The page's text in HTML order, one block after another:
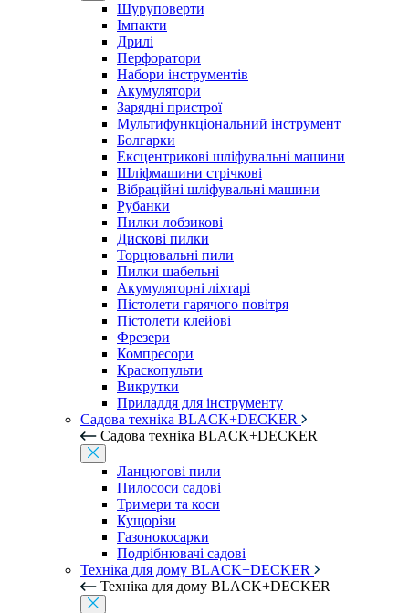
Шуруповерти
Імпакти
Дрилі
Перфоратори
Набори інструментів
Акумулятори
Зарядні пристрої
Мультифункціональний інструмент
Болгарки
Ексцентрикові шліфувальні машини
Шліфмашини стрічкові
Вібраційні шліфувальні машини
Рубанки
Пилки лобзикові
Дискові пилки
Торцювальні пили
Пилки шабельні
Акумуляторні ліхтарі
Пістолети гарячого повітря
Пістолети клейові
Фрезери
Компресори
Краскопульти
Викрутки
Приладдя для інструменту
Садова техніка BLACK+DECKER
Садова техніка BLACK+DECKER
Ланцюгові пили
Пилососи садові
Тримери та коси
Кущорізи
Газонокосарки
Подрібнювачі садові
Техніка для дому BLACK+DECKER
Техніка для дому BLACK+DECKER